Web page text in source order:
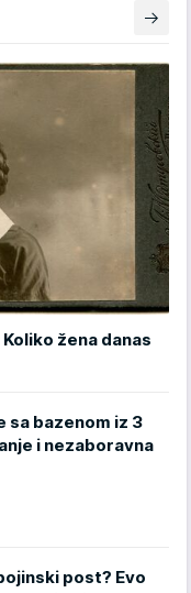
žena danas
bazenom iz 3
i nezaboravna
post? Evo